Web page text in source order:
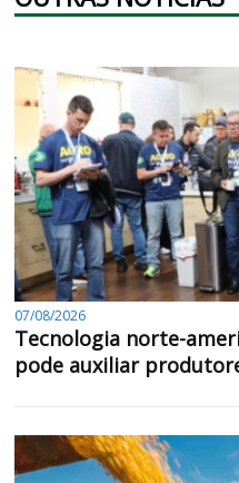
07/08/2026
Tecnologia norte-
pode auxiliar